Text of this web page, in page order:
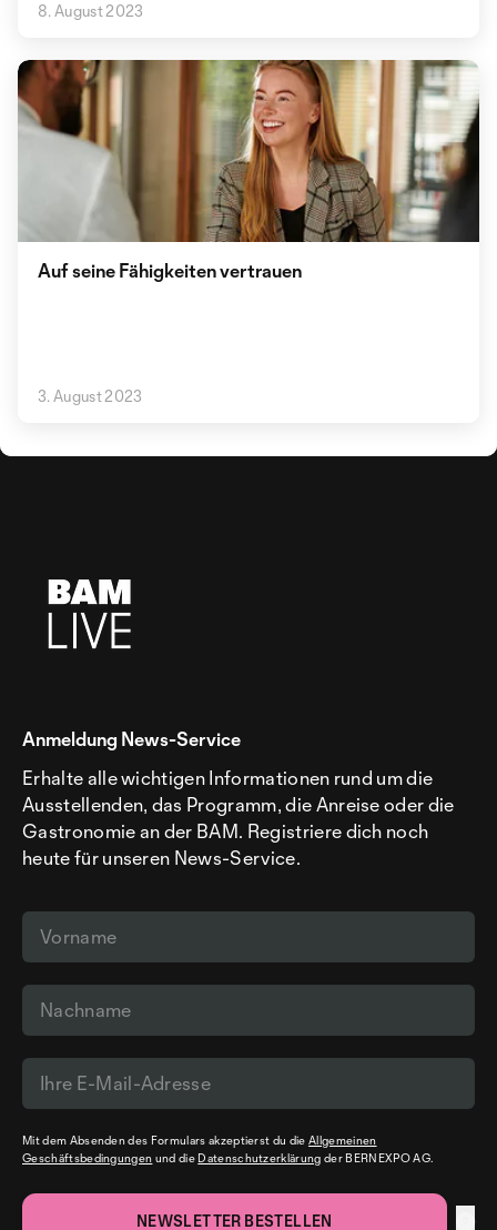
8. August 2023
Auf seine Fähigkeiten vertrauen
3. August 2023
Anmeldung News-Service
Erhalte alle wichtigen Informationen rund um die
Ausstellenden, das Programm, die Anreise oder die
Gastronomie an der BAM. Registriere dich noch
heute für unseren News-Service.
Mit dem Absenden des Formulars akzeptierst du dieAllgemeinen
Geschäftsbedingungen und die Datenschutzerklärung der BERNEXPO AG.